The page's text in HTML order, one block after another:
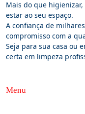
Mais do que
estar ao seu espaço.
A confiança de
compromisso com a
Seja para sua casa ou
certa em limpeza
Menu